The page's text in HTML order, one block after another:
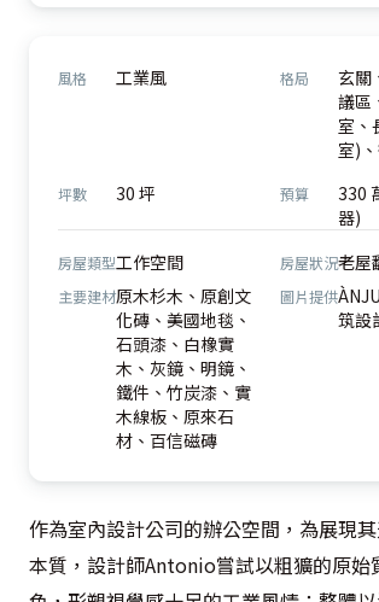
風格 工業風 格局
玄關
議區
室、
室)
坪數 30 坪 預算
330
器)
房屋類型工作空間 房屋狀況老屋
主要建材原木杉木、原創文
化磚、美國地毯、
石頭漆、白橡實
木、灰鏡、明鏡、
鐵件、竹炭漆、實
木線板、原來石
材、百信磁磚
圖片提供
筑設
作為室內設計公司的辦公空間，為展現
本質，設計師Antonio嘗試以粗獷的原始